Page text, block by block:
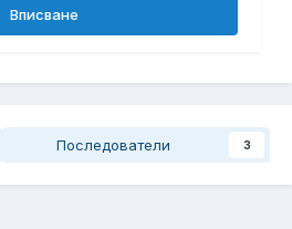
Вписване
Последователи 3